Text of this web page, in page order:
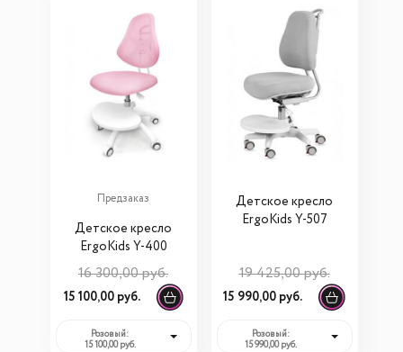
Предзаказ
Детское кресло
ErgoKids Y-400
16 300,00 руб.
15 100,00 руб.
Розовый:
15 100,00 руб.
Детское кресло
ErgoKids Y-507
19 425,00 руб.
15 990,00 руб.
Розовый:
15 990,00 руб.